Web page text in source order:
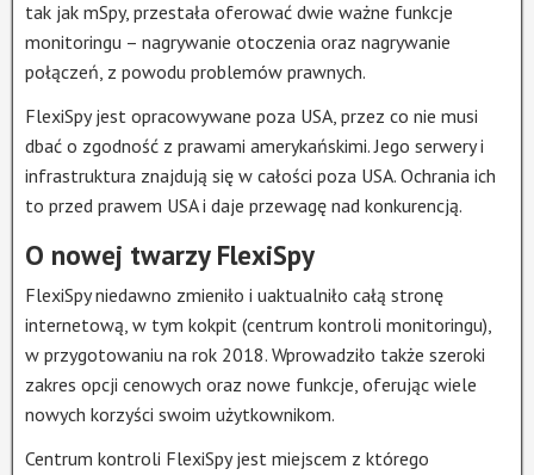
tak jak mSpy, przestała oferować dwie ważne funkcje
monitoringu – nagrywanie otoczenia oraz nagrywanie
połączeń, z powodu problemów prawnych.
FlexiSpy jest opracowywane poza USA, przez co nie musi
dbać o zgodność z prawami amerykańskimi. Jego serwery i
infrastruktura znajdują się w całości poza USA. Ochrania ich
to przed prawem USA i daje przewagę nad konkurencją.
O nowej twarzy FlexiSpy
FlexiSpy niedawno zmieniło i uaktualniło całą stronę
internetową, w tym kokpit (centrum kontroli monitoringu),
w przygotowaniu na rok 2018. Wprowadziło także szeroki
zakres opcji cenowych oraz nowe funkcje, oferując wiele
nowych korzyści swoim użytkownikom.
Centrum kontroli FlexiSpy jest miejscem z którego